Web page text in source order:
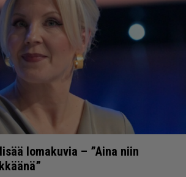
lomakuvia – ”Aina niin